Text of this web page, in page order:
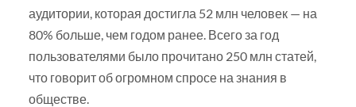
аудитории, которая достигла 52 млн человек — на
80% больше, чем годом ранее. Всего за год
пользователями было прочитано 250 млн статей,
что говорит об огромном спросе на знания в
обществе.